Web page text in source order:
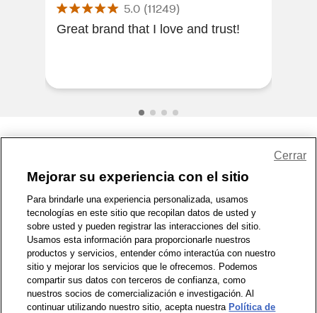
5.0 (11249)
Great brand that I love and trust!
1-800-679-9691 | Contáctenos | Términos de Uso | Accesibilidad
Política de Privacidad | WA Privacy Policy | Mapa del sitio
Zona de Bienestar | © 1999 - 2026 CVS.com
Mejorar su experiencia con el sitio
Para brindarle una experiencia personalizada, usamos
tecnologías en este sitio que recopilan datos de usted y
sobre usted y pueden registrar las interacciones del sitio.
Usamos esta información para proporcionarle nuestros
productos y servicios, entender cómo interactúa con nuestro
sitio y mejorar los servicios que le ofrecemos. Podemos
compartir sus datos con terceros de confianza, como
nuestros socios de comercialización e investigación. Al
continuar utilizando nuestro sitio, acepta nuestra Política de
Cerrar